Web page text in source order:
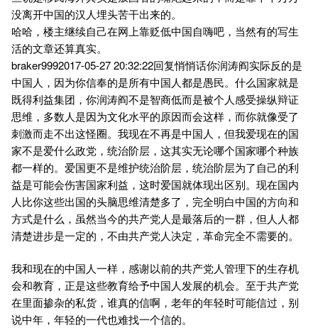
没离开中国的汉人埋头苦干出来的。
哈哈，楼主继续自己在网上靠贬低中国自嗨吧，当然有的写生
活的文章还算真实。
braker9992017-05-27 20:32:22回复悄悄话你润涛阎实际反的是
中国人，因为你信奉的是所有中国人都是愚民。什么国家就是
既得利益集团，你润涛阎不是智商低而是被个人感受操纵辩证
思维，多数人是因为文化水平的原因而会这样，而你就像受了
刺激而走不出这怪圈。我现在不再是中国人，但我爱现在的国
家不是爱什么政党，统治阶层，这其实无论哪个国家哪个种族
都一样的。爱国更不是维护统治阶层，统治阶层为了自己的利
益是可能会伤害国家利益，这时爱国就体现出区别。现在国内
人比你这些出国的头脑思维清楚多了，完全明白中国的方向和
方式是什么，虽然当今的共产党人是最落后的一群，但人人都
清楚进步是一定的，不由共产党人决定，革命完全不需要的。
我和现在的中国人一样，感谢以前的共产党人管理下的生存机
会和教育，正是这些教育给予中国人发展的机会。至于共产党
在里面掺杂的私货，谁真的信啊，老年的年轻时可能信过，别
说中年，年轻的一代也难找一个信的。